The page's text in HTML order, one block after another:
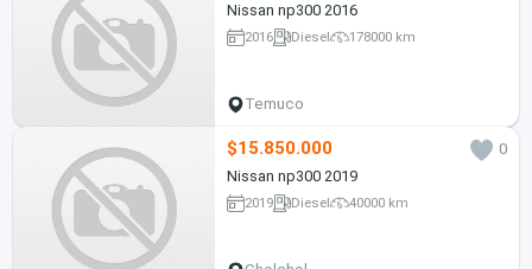
Nissan np300 2016
2016 Diesel 178000 km
Temuco
$15.850.000
0
Nissan np300 2019
2019 Diesel 40000 km